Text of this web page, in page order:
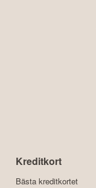
Kreditkort
Bästa kreditkortet